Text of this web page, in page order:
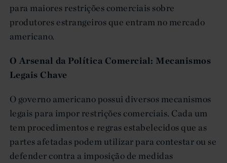
para maiores restrições comerciais sobre
produtores estrangeiros que entram no mercado
americano.
O Arsenal da Política Comercial: Mecanismos
Legais Chave
O governo americano possui diversos mecanismos
legais para impor restrições comerciais. Cada um
tem procedimentos e regras estabelecidos que as
partes afetadas podem utilizar para contestar ou se
defender contra a imposição de medidas